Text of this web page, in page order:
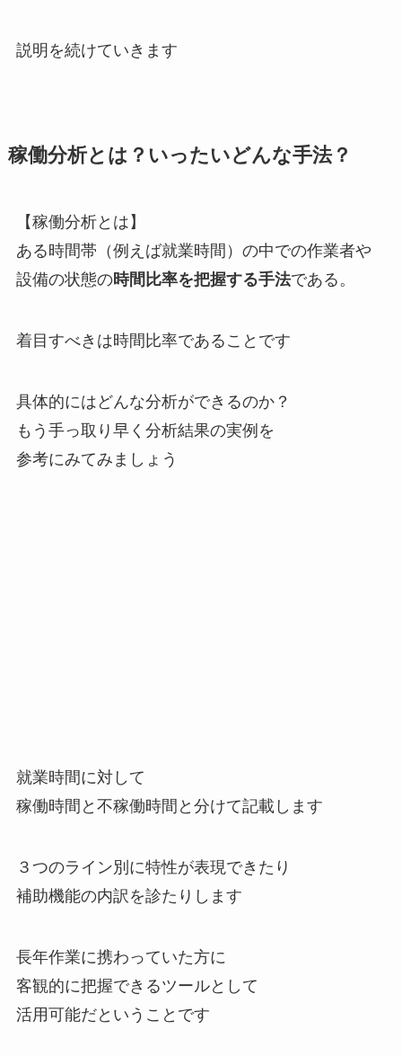
説明を続けていきます
稼働分析とは？いったいどんな手法？
【稼働分析とは】
ある時間帯（例えば就業時間）の中での作業者や
設備の状態の時間比率を把握する手法である。
着目すべきは時間比率であることです
具体的にはどんな分析ができるのか？
もう手っ取り早く分析結果の実例を
参考にみてみましょう
就業時間に対して
稼働時間と不稼働時間と分けて記載します
３つのライン別に特性が表現できたり
補助機能の内訳を診たりします
長年作業に携わっていた方に
客観的に把握できるツールとして
活用可能だということです